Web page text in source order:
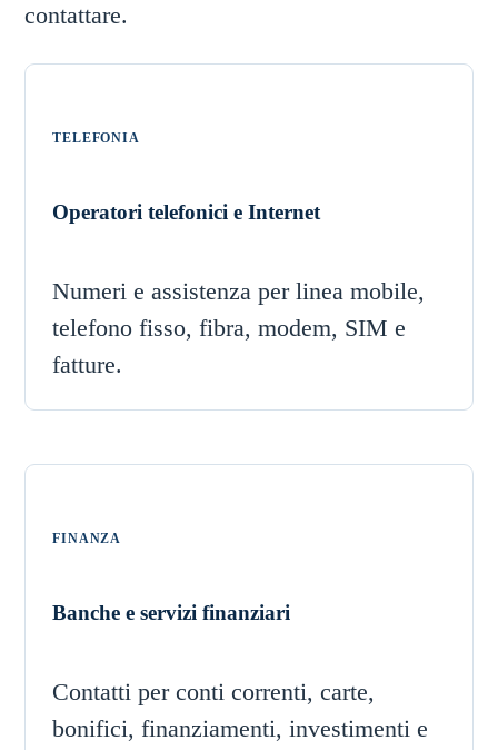
contattare.
TELEFONIA
Operatori telefonici e Internet
Numeri e assistenza per linea mobile,
telefono fisso, fibra, modem, SIM e
fatture.
FINANZA
Banche e servizi finanziari
Contatti per conti correnti, carte,
bonifici, finanziamenti, investimenti e